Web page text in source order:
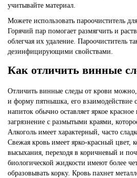
учитывайте материал.
Можете использовать пароочиститель
Горячий пар помогает размягчить и
облегчая их удаление. Пароочиститель
дезинфицирующими свойствами.
Как отличить винные
Отличить винные следы от крови
и форму пятнышка, его взаимодействие
напиток обычно оставляет яркое
загрязнение с размытыми краями,
Алкоголь имеет характерный, часто
Свежая кровь имеет ярко-красный цвет,
высыхания, переходя в коричневый и
биологической жидкости имеют более
образовывать корку. Кровь пахнет